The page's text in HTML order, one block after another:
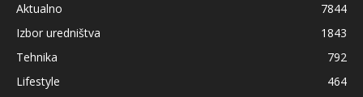
Aktualno
7844
Izbor uredništva
1843
Tehnika
792
Lifestyle
464